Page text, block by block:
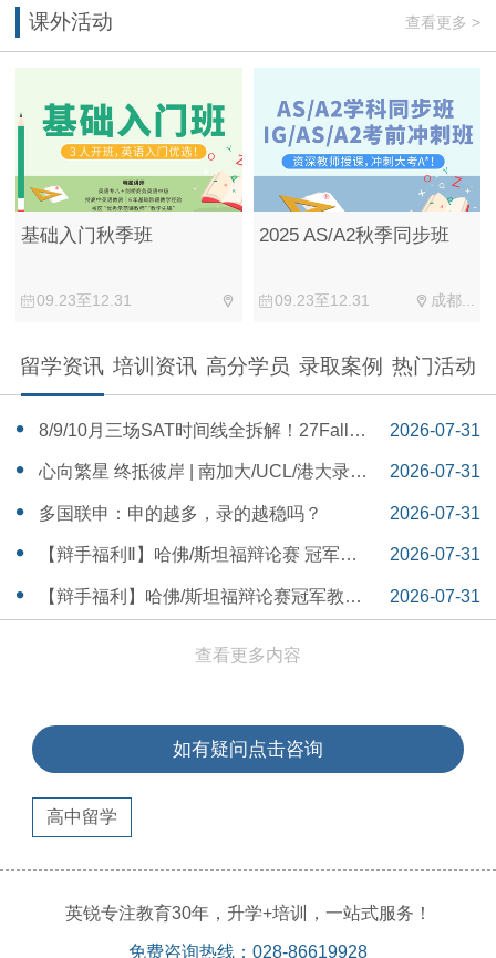
课外活动 查看更多 >
基础入门秋季班
09.23至12.31
2025 AS/A2秋季同步班
09.23至12.31 成都...
留学资讯 培训资讯 高分学员 录取案例 热门活动
‌8/9/10月三场SAT时间线全拆解！27Fall美
本早申时间线盘点～
2026-07-31
16:30:04
心向繁星 终抵彼岸 | 南加大/UCL/港大录取
分享
2026-07-31
16:12:18
多国联申：申的越多，录的越稳吗？
2026-07-31
15:55:54
【辩手福利Ⅱ】哈佛/斯坦福辩论赛 冠军教
练带你解读WSDA全国赛Junior即兴辩论第
2026-07-31
15:41:53
【辩手福利】哈佛/斯坦福辩论赛冠军教练
2026-07-31
查看更多内容
如有疑问点击咨询
高中留学
英锐专注教育30年，升学+培训，一站式服务！
免费咨询热线：028-86619928